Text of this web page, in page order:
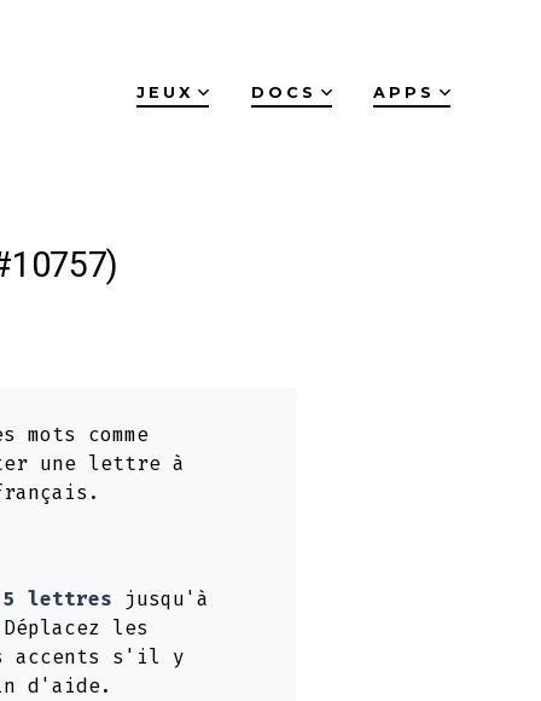
JEUX DOCS APPS
comme
une lettre à
5 lettres jusqu'à
les
accents s'il y
d'aide.